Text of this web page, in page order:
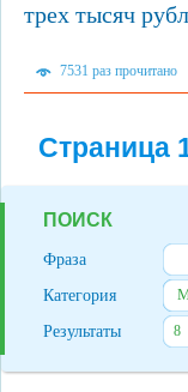
трех тысяч
7531 раз прочитано
Страница
ПОИСК
Фраза
Категория
Результаты